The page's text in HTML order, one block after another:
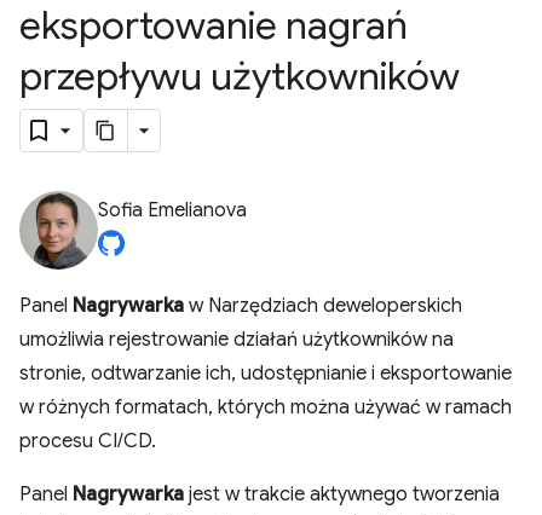
eksportowanie nagrań
przepływu użytkowników
Sofia Emelianova
Panel Nagrywarka w Narzędziach deweloperskich
umożliwia rejestrowanie działań użytkowników na
stronie, odtwarzanie ich, udostępnianie i eksportowanie
w różnych formatach, których można używać w ramach
procesu CI/CD.
Panel Nagrywarka jest w trakcie aktywnego tworzenia